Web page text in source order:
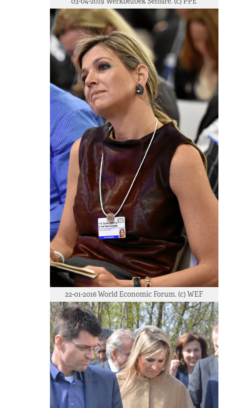
22-01-2016 World Economic Forum. (c) WEF